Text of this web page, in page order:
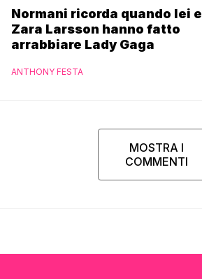
Normani ricorda quando lei e
Zara Larsson hanno fatto
arrabbiare Lady Gaga
ANTHONY FESTA
MOSTRA I
COMMENTI